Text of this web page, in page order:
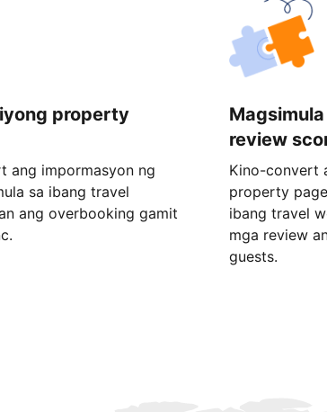
property
ang impormasyon ng
sa ibang travel
ang overbooking gamit
review
Kino-convert
property
ibang travel
mga review
guests.